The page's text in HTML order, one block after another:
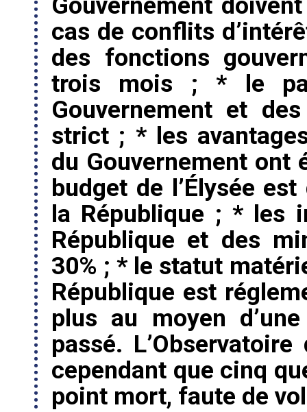
cas de conflits
des fonctions
trois mois ; * le
Gouvernement et
strict ; * les
du Gouvernement ont
budget de l’Élysée
la République ; * les
République et des
30% ; * le statut
République est
plus au moyen
passé.
cependant que cinq
point mort, faute de